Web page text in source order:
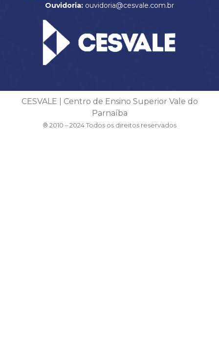
Ouvidoria: ouvidoria@cesvale.com.br
CESVALE | Centro de Ensino Superior Vale do
Parnaíba
® 2010 – 2024 Todos os direitos reservados